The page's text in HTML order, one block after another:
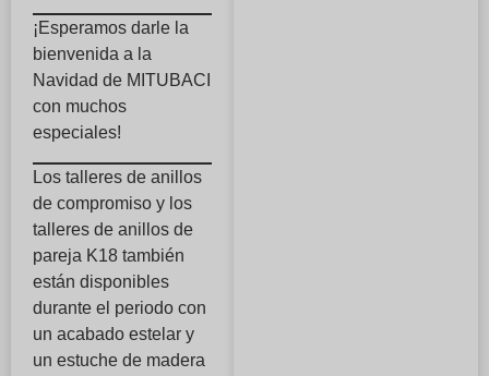
¡Esperamos darle la
bienvenida a la
Navidad de MITUBACI
con muchos
especiales!
Los talleres de anillos
de compromiso y los
talleres de anillos de
pareja K18 también
están disponibles
durante el periodo con
un acabado estelar y
un estuche de madera